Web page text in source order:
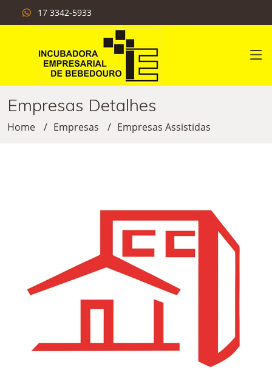
17 3342-5933
Empresas Detalhes
Home Empresas Empresas Assistidas